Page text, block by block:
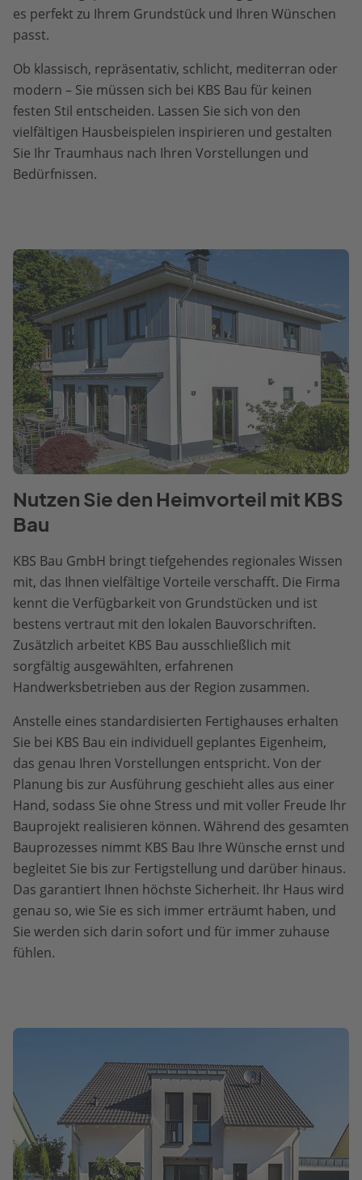
es perfekt zu Ihrem Grundstück und Ihren Wünschen
passt.
Ob klassisch, repräsentativ, schlicht, mediterran oder
modern – Sie müssen sich bei KBS Bau für keinen
festen Stil entscheiden. Lassen Sie sich von den
vielfältigen Hausbeispielen inspirieren und gestalten
Sie Ihr Traumhaus nach Ihren Vorstellungen und
Bedürfnissen.
Nutzen Sie den Heimvorteil mit KBS
Bau
KBS Bau GmbH bringt tiefgehendes regionales Wissen
mit, das Ihnen vielfältige Vorteile verschafft. Die Firma
kennt die Verfügbarkeit von Grundstücken und ist
bestens vertraut mit den lokalen Bauvorschriften.
Zusätzlich arbeitet KBS Bau ausschließlich mit
sorgfältig ausgewählten, erfahrenen
Handwerksbetrieben aus der Region zusammen.
Anstelle eines standardisierten Fertighauses erhalten
Sie bei KBS Bau ein individuell geplantes Eigenheim,
das genau Ihren Vorstellungen entspricht. Von der
Planung bis zur Ausführung geschieht alles aus einer
Hand, sodass Sie ohne Stress und mit voller Freude Ihr
Bauprojekt realisieren können. Während des gesamten
Bauprozesses nimmt KBS Bau Ihre Wünsche ernst und
begleitet Sie bis zur Fertigstellung und darüber hinaus.
Das garantiert Ihnen höchste Sicherheit. Ihr Haus wird
genau so, wie Sie es sich immer erträumt haben, und
Sie werden sich darin sofort und für immer zuhause
fühlen.